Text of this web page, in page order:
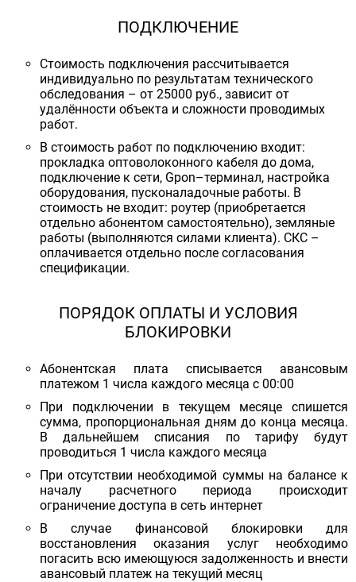
ПОДКЛЮЧЕНИЕ
Стоимость подключения рассчитывается
индивидуально по результатам технического
обследования – от 25000 руб., зависит от
удалённости объекта и сложности проводимых
работ.
В стоимость работ по подключению входит:
прокладка оптоволоконного кабеля до дома,
подключение к сети, Gpon–терминал, настройка
оборудования, пусконаладочные работы. В
стоимость не входит: роутер (приобретается
отдельно абонентом самостоятельно), земляные
работы (выполняются силами клиента). СКС –
оплачивается отдельно после согласования
спецификации.
ПОРЯДОК ОПЛАТЫ И УСЛОВИЯ
БЛОКИРОВКИ
Абонентская плата списывается авансовым
платежом 1 числа каждого месяца с 00:00
При подключении в текущем месяце спишется
сумма, пропорциональная дням до конца месяца.
В дальнейшем списания по тарифу будут
проводиться 1 числа каждого месяца
При отсутствии необходимой суммы на балансе к
началу расчетного периода происходит
ограничение доступа в сеть интернет
В случае финансовой блокировки для
восстановления оказания услуг необходимо
погасить всю имеющуюся задолженность и внести
авансовый платеж на текущий месяц